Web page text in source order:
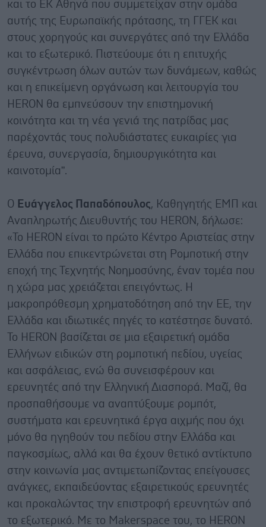
και το ΕΚ Αθηνά που συμμετείχαν στην ομάδα
αυτής της Ευρωπαϊκής πρότασης, τη ΓΓΕK και
στους χορηγούς και συνεργάτες από την Ελλάδα
και το εξωτερικό. Πιστεύουμε ότι η επιτυχής
συγκέντρωση όλων αυτών των δυνάμεων, καθώς
και η επικείμενη οργάνωση και λειτουργία του
HERON θα εμπνεύσουν την επιστημονική
κοινότητα και τη νέα γενιά της πατρίδας μας
παρέχοντάς τους πολυδιάστατες ευκαιρίες για
έρευνα, συνεργασία, δημιουργικότητα και
καινοτομία”.
Ο Ευάγγελος Παπαδόπουλος, Καθηγητής ΕΜΠ και
Αναπληρωτής Διευθυντής του HERON, δήλωσε:
«To HERON είναι το πρώτο Κέντρο Αριστείας στην
Ελλάδα που επικεντρώνεται στη Ρομποτική στην
εποχή της Τεχνητής Νοημοσύνης, έναν τομέα που
η χώρα μας χρειάζεται επειγόντως. Η
μακροπρόθεσμη χρηματοδότηση από την ΕΕ, την
Ελλάδα και ιδιωτικές πηγές το κατέστησε δυνατό.
To HERON βασίζεται σε μια εξαιρετική ομάδα
Ελλήνων ειδικών στη ρομποτική πεδίου, υγείας
και ασφάλειας, ενώ θα συνεισφέρουν και
ερευνητές από την Ελληνική Διασπορά. Μαζί, θα
προσπαθήσουμε να αναπτύξουμε ρομπότ,
συστήματα και ερευνητικά έργα αιχμής που όχι
μόνο θα ηγηθούν του πεδίου στην Ελλάδα και
παγκοσμίως, αλλά και θα έχουν θετικό αντίκτυπο
στην κοινωνία μας αντιμετωπίζοντας επείγουσες
ανάγκες, εκπαιδεύοντας εξαιρετικούς ερευνητές
και προκαλώντας την επιστροφή ερευνητών από
το εξωτερικό. Με το Makerspace του, το HERON